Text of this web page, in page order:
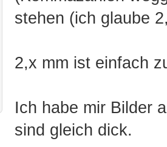
stehen (ich glaube
2,x mm ist einfach
Ich habe mir Bilder
sind gleich dick.